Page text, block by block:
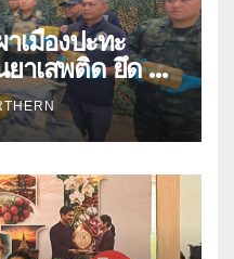
เมืองปะทะ
าเสพติด ยึด 2